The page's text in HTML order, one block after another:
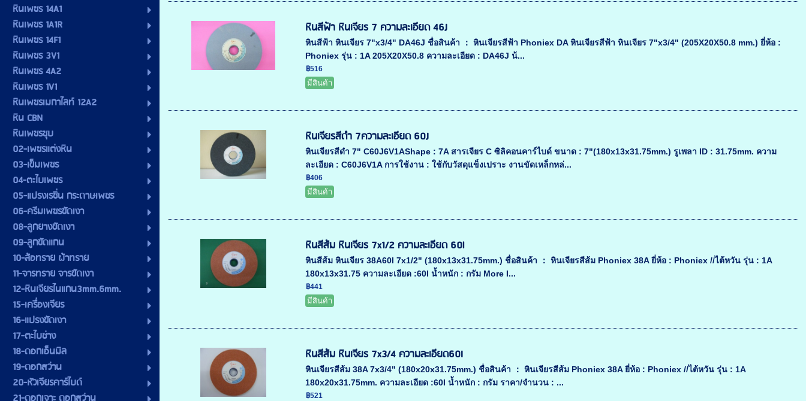
หินเพชร 14A1
หินเพชร 1A1R
หินเพชร 14F1
หินเพชร 3V1
หินเพชร 4A2
หินเพชร 1V1
หินเพชรเมกาไลท์ 12A2
หิน CBN
หินเพชรชุบ
02-เพชรแต่งหิน
03-เข็มเพชร
04-ตะไบเพชร
05-แปรงเรซิ่น กระดาษเพชร
06-ครีมเพชรขัดเงา
08-ลูกยางขัดเงา
09-ลูกขัดแกน
10-ล้อทราย ผ้าทราย
11-จารทราย จารขัดเงา
12-หินเจียรไนแกน3mm.6mm.
15-เครื่องเจียร
16-แปรงขัดเงา
17-ตะไบช่าง
18-ดอกเอ็นมิล
19-ดอกสว่าน
20-หัวเจียรคาร์ไบด์
หินสีฟ้า หินเจียร 7 ความละเอียด 46J
หินสีฟ้า หินเจียร 7"x3/4" DA46J ชื่อสินค้า ： หินเจียรสีฟ้า Phoniex DA หินเจียรสีฟ้า หินเจียร 7"x3/4" (205X20X50.8 mm.) ยี่ห้อ :
Phoniex รุ่น : 1A 205X20X50.8 ความละเอียด : DA46J น้...
฿516
มีสินค้า
หินเจียรสีดำ 7ความละเอียด 60J
หินเจียรสีดำ 7" C60J6V1AShape : 7A สารเจียร C ซิลิคอนคาร์ไบด์ ขนาด : 7"(180x13x31.75mm.) รูเพลา ID : 31.75mm. ความ
ละเอียด : C60J6V1A การใช้งาน : ใช้กับวัสดุแข็งเปราะ งานขัดเหล็กหล่...
฿406
มีสินค้า
หินสีส้ม หินเจียร 7x1/2 ความละเอียด 60l
หินสีส้ม หินเจียร 38A60I 7x1/2" (180x13x31.75mm.) ชื่อสินค้า ： หินเจียรสีส้ม Phoniex 38A ยี่ห้อ : Phoniex //ไต้หวัน รุ่น : 1A
180x13x31.75 ความละเอียด :60I น้ำหนัก : กรัม More I...
฿441
มีสินค้า
หินสีส้ม หินเจียร 7x3/4 ความละเอียด60I
หินเจียรสีส้ม 38A 7x3/4" (180x20x31.75mm.) ชื่อสินค้า ： หินเจียรสีส้ม Phoniex 38A ยี่ห้อ : Phoniex //ไต้หวัน รุ่น : 1A
180x20x31.75mm. ความละเอียด :60I น้ำหนัก : กรัม ราคา/จำนวน : ...
฿521